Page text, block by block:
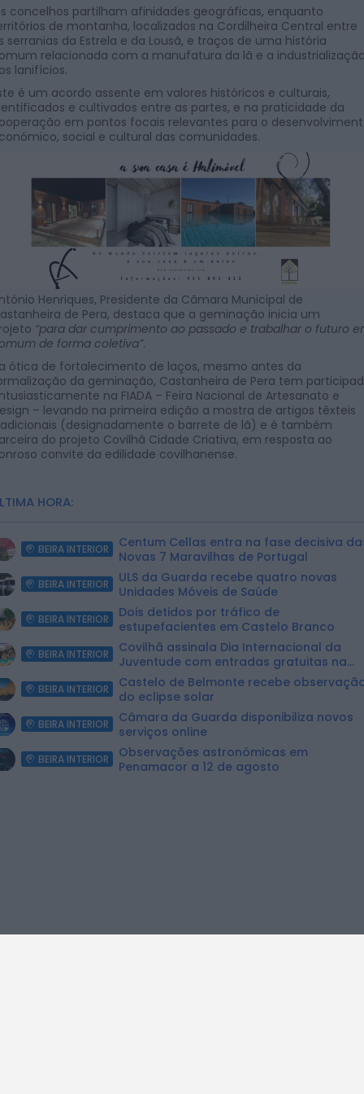
concelhos partilham afinidades geográficas, enquanto
de montanha, localizados na Cordilheira Central entre
serranias da Estrela e da Lousã, e traços de uma história
relacionada com a manufatura da lã e a
lanifícios.
é um acordo assente em valores históricos e culturais,
e cultivados entre as partes, e na praticidade da
em pontos focais relevantes para o
social e cultural das comunidades.
Henriques, Presidente da Câmara Municipal de
de Pera, destaca que a geminação inicia um
“para dar cumprimento ao passado e trabalhar o futuro
de forma coletiva”.
ótica de fortalecimento de laços, mesmo antes da
da geminação, Castanheira de Pera tem
na FIADA – Feira Nacional de Artesanato e
– levando na primeira edição a mostra de artigos têxteis
(designadamente o barrete de lã) e é também
do projeto Covilhã Cidade Criativa, em resposta ao
convite da edilidade covilhanense.
HORA:
BEIRA INTERIOR
Centum Cellas entra na fase decisiva
Novas 7 Maravilhas de Portugal
BEIRA INTERIOR
ULS da Guarda recebe quatro novas
Unidades Móveis de Saúde
BEIRA INTERIOR
Dois detidos por tráfico de
estupefacientes em Castelo Branco
BEIRA INTERIOR
Covilhã assinala Dia Internacional da
Juventude com entradas gratuitas na
Piscina Praia
BEIRA INTERIOR
Castelo de Belmonte recebe
do eclipse solar
BEIRA INTERIOR
Câmara da Guarda disponibiliza novos
serviços online
BEIRA INTERIOR
Observações astronómicas em
Penamacor a 12 de agosto